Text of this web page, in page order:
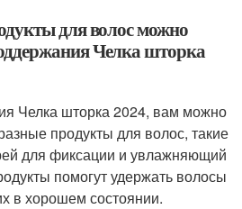
для волос можно
Челка шторка
Челка шторка 2024, вам можно
продукты для волос, такие
для фиксации и увлажняющий
помогут удержать волосы
в хорошем состоянии.